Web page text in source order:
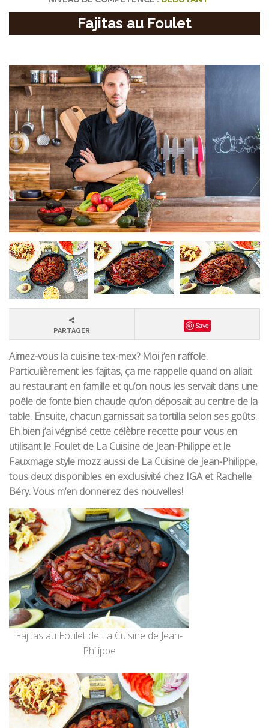
Fajitas au Foulet
PARTAGER
Save
Aimez-vous la cuisine tex-mex? Moi j’en raffole.
Particulièrement les fajitas, ça me rappelle quand on allait
au restaurant en famille et qu’on nous les servait dans une
poêle de fonte bien chaude qu’on déposait au centre de la
table. Ensuite, chacun garnissait sa tortilla selon ses goûts.
Eh bien j’ai végnisé cette célèbre recette pour vous en
utilisant le Foulet de La Cuisine de Jean-Philippe et le
Fauxmage style mozz aussi de La Cuisine de Jean-Philippe,
tous deux disponibles en exclusivité chez IGA et Rachelle
Béry. Vous m’en donnerez des nouvelles!
Fajitas au Foulet de La Cuisine de Jean-
Philippe